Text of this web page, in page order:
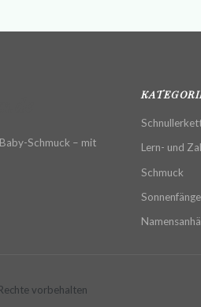
Schmuck – mit
Lern- und
Schmuck
vorbehalten